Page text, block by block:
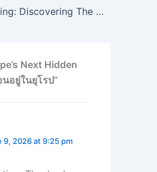
Eco-Traveling: Discovering The Hidden Gems Of Costa Rica’s Sustainable Destinations และการท่องเที่ยวเชิงนิเวศ: ค้นพบใบอัญมณีที่ซ่อนอยู่ของจุดหมายปลายทางที่ยั่งยืนในคอสตาริกา
Next Hidden
อยู่ในยุโรป”
9, 2026 at 9:25 pm